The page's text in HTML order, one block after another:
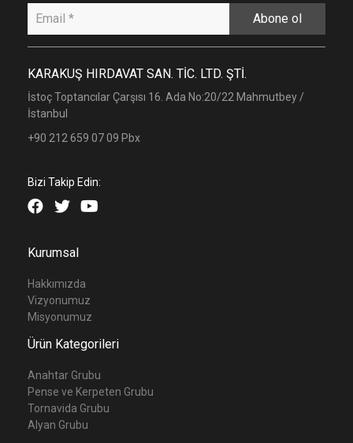
Abone ol
KARAKUŞ HIRDAVAT SAN. TİC. LTD. ŞTİ.
İstoç Toptancılar Çarşısı 16. Ada No:20/22 Mahmutbey /
İstanbul
+90 212 659 07 09 Pbx
Bizi Takip Edin:
Kurumsal
Hakkımızda
Vizyonumuz
Misyonumuz
Ürün Kategorileri
Anahtar Grubu
Pense ve Kerpeten Grubu
Tornavida Grubu
Alyan Grubu